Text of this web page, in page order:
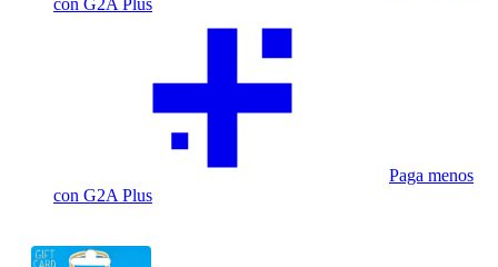
con G2A Plus
Paga menos
con G2A Plus